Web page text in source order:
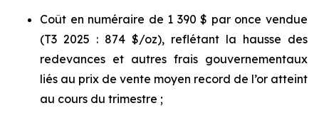
Coût en numéraire de 1 390 $ par once vendue
(T3 2025 : 874 $/oz), reflétant la hausse des
redevances et autres frais gouvernementaux
liés au prix de vente moyen record de l’or atteint
au cours du trimestre ;